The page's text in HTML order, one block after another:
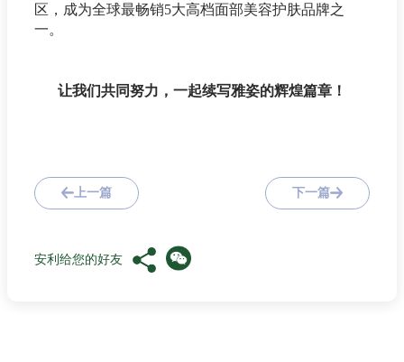
区，成为全球最畅销5大高档面部美容护肤品牌之
一。
让我们共同努力，一起续写雅姿的辉煌篇章！
上一篇 下一篇
安利给您的好友